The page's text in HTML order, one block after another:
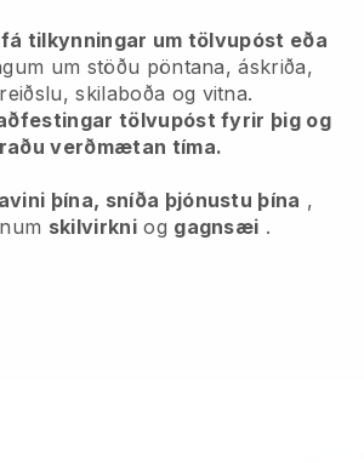
tilkynningar um tölvupóst eða
um stöðu pöntana, áskriða,
skilaboða og vitna.
tölvupóst fyrir þig og
verðmætan tíma.
þína, sníða þjónustu þína ,
skilvirkniog gagnsæi .